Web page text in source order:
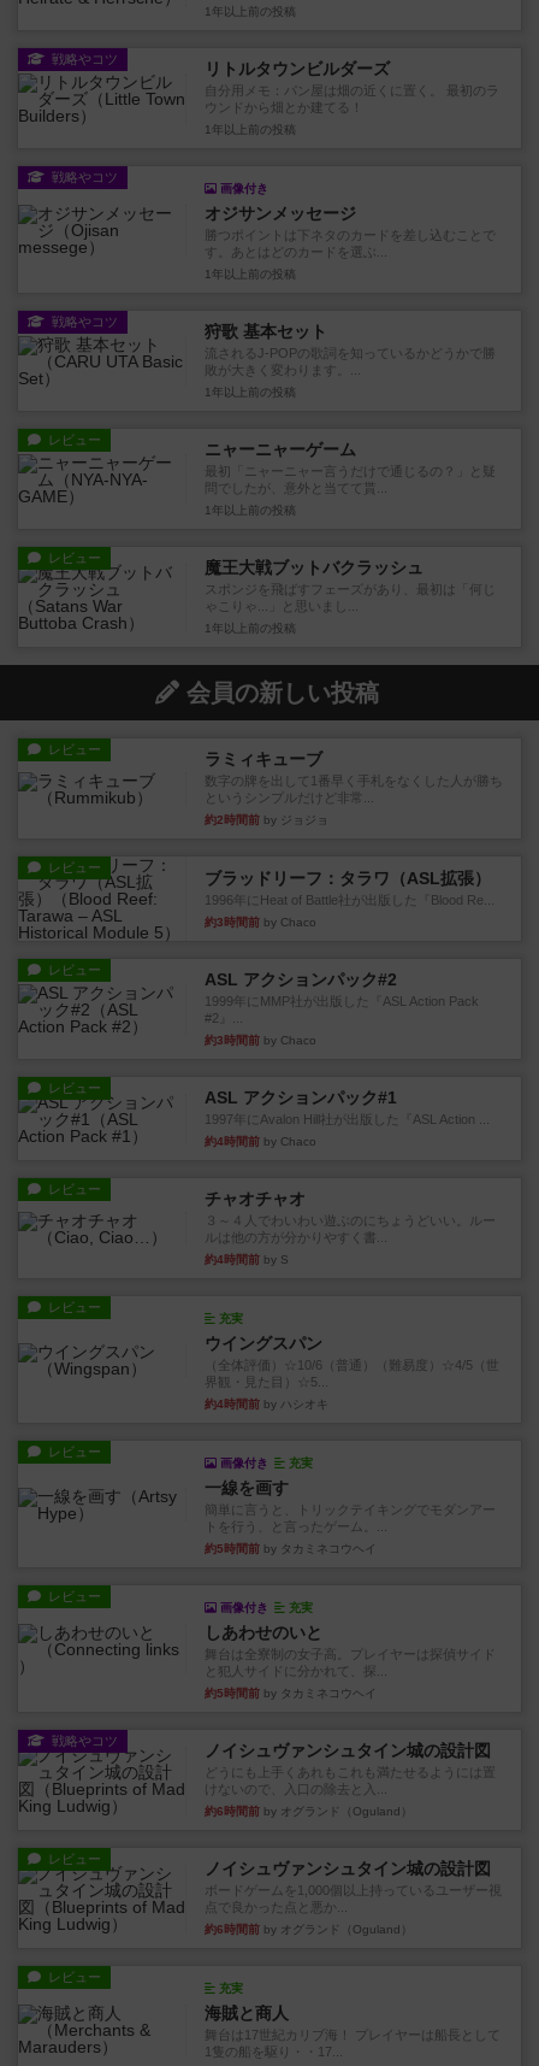
1年以上前 の投稿
戦略やコツ リトルタウンビルダーズ
自分用メモ：パン屋は畑の近くに置く。 最初のラ
ウンドから畑とか建てる！
1年以上前 の投稿
戦略やコツ
画像付き
オジサンメッセージ
勝つポイントは下ネタのカードを差し込むことで
す。あとはどのカードを選ぶ...
1年以上前 の投稿
戦略やコツ 狩歌 基本セット
流されるJ-POPの歌詞を知っているかどうかで勝
敗が大きく変わります。...
1年以上前 の投稿
レビュー ニャーニャーゲーム
最初「ニャーニャー言うだけで通じるの？」と疑
問でしたが、意外と当てて貰...
1年以上前 の投稿
レビュー 魔王大戦ブットバクラッシュ
スポンジを飛ばすフェーズがあり、最初は「何じ
ゃこりゃ...」と思いまし...
1年以上前 の投稿
会員の新しい投稿
レビュー ラミィキューブ
数字の牌を出して1番早く手札をなくした人が勝ち
というシンプルだけど非常...
約2時間前 by ジョジョ
レビュー
ブラッドリーフ：タラワ（ASL拡張）
1996年にHeat of Battle社が出版した『Blood Re...
約3時間前 by Chaco
レビュー ASL アクションパック#2
1999年にMMP社が出版した『ASL Action Pack
#2』...
約3時間前 by Chaco
レビュー ASL アクションパック#1
1997年にAvalon Hill社が出版した『ASL Action ...
約4時間前 by Chaco
レビュー チャオチャオ
３～４人でわいわい遊ぶのにちょうどいい。ルー
ルは他の方が分かりやすく書...
約4時間前 by S
レビュー
充実
ウイングスパン
（全体評価）☆10/6（普通）（難易度）☆4/5（世
界観・見た目）☆5...
約4時間前 by ハシオキ
レビュー
画像付き 充実
一線を画す
簡単に言うと、トリックテイキングでモダンアー
トを行う、と言ったゲーム。...
約5時間前 by タカミネコウヘイ
レビュー
画像付き 充実
しあわせのいと
舞台は全寮制の女子高。プレイヤーは探偵サイド
と犯人サイドに分かれて、探...
約5時間前 by タカミネコウヘイ
戦略やコツ ノイシュヴァンシュタイン城の設計図
どうにも上手くあれもこれも満たせるようには置
けないので、入口の除去と入...
約6時間前 by オグランド（Oguland）
レビュー ノイシュヴァンシュタイン城の設計図
ボードゲームを1,000個以上持っているユーザー視
点で良かった点と悪か...
約6時間前 by オグランド（Oguland）
レビュー
充実
海賊と商人
舞台は17世紀カリブ海！ プレイヤーは船長として
1隻の船を駆り・・17...